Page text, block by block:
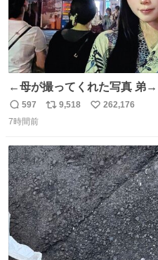
←母が撮ってくれた写真 弟→
返
信
597
リ
ト
数
9,518
い
数
262,176
7時間前